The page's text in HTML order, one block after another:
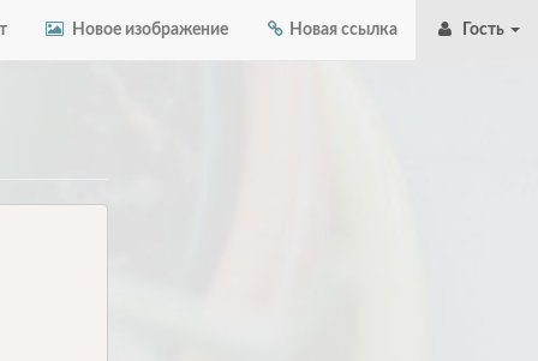
Новое изображение Новая ссылка Гость